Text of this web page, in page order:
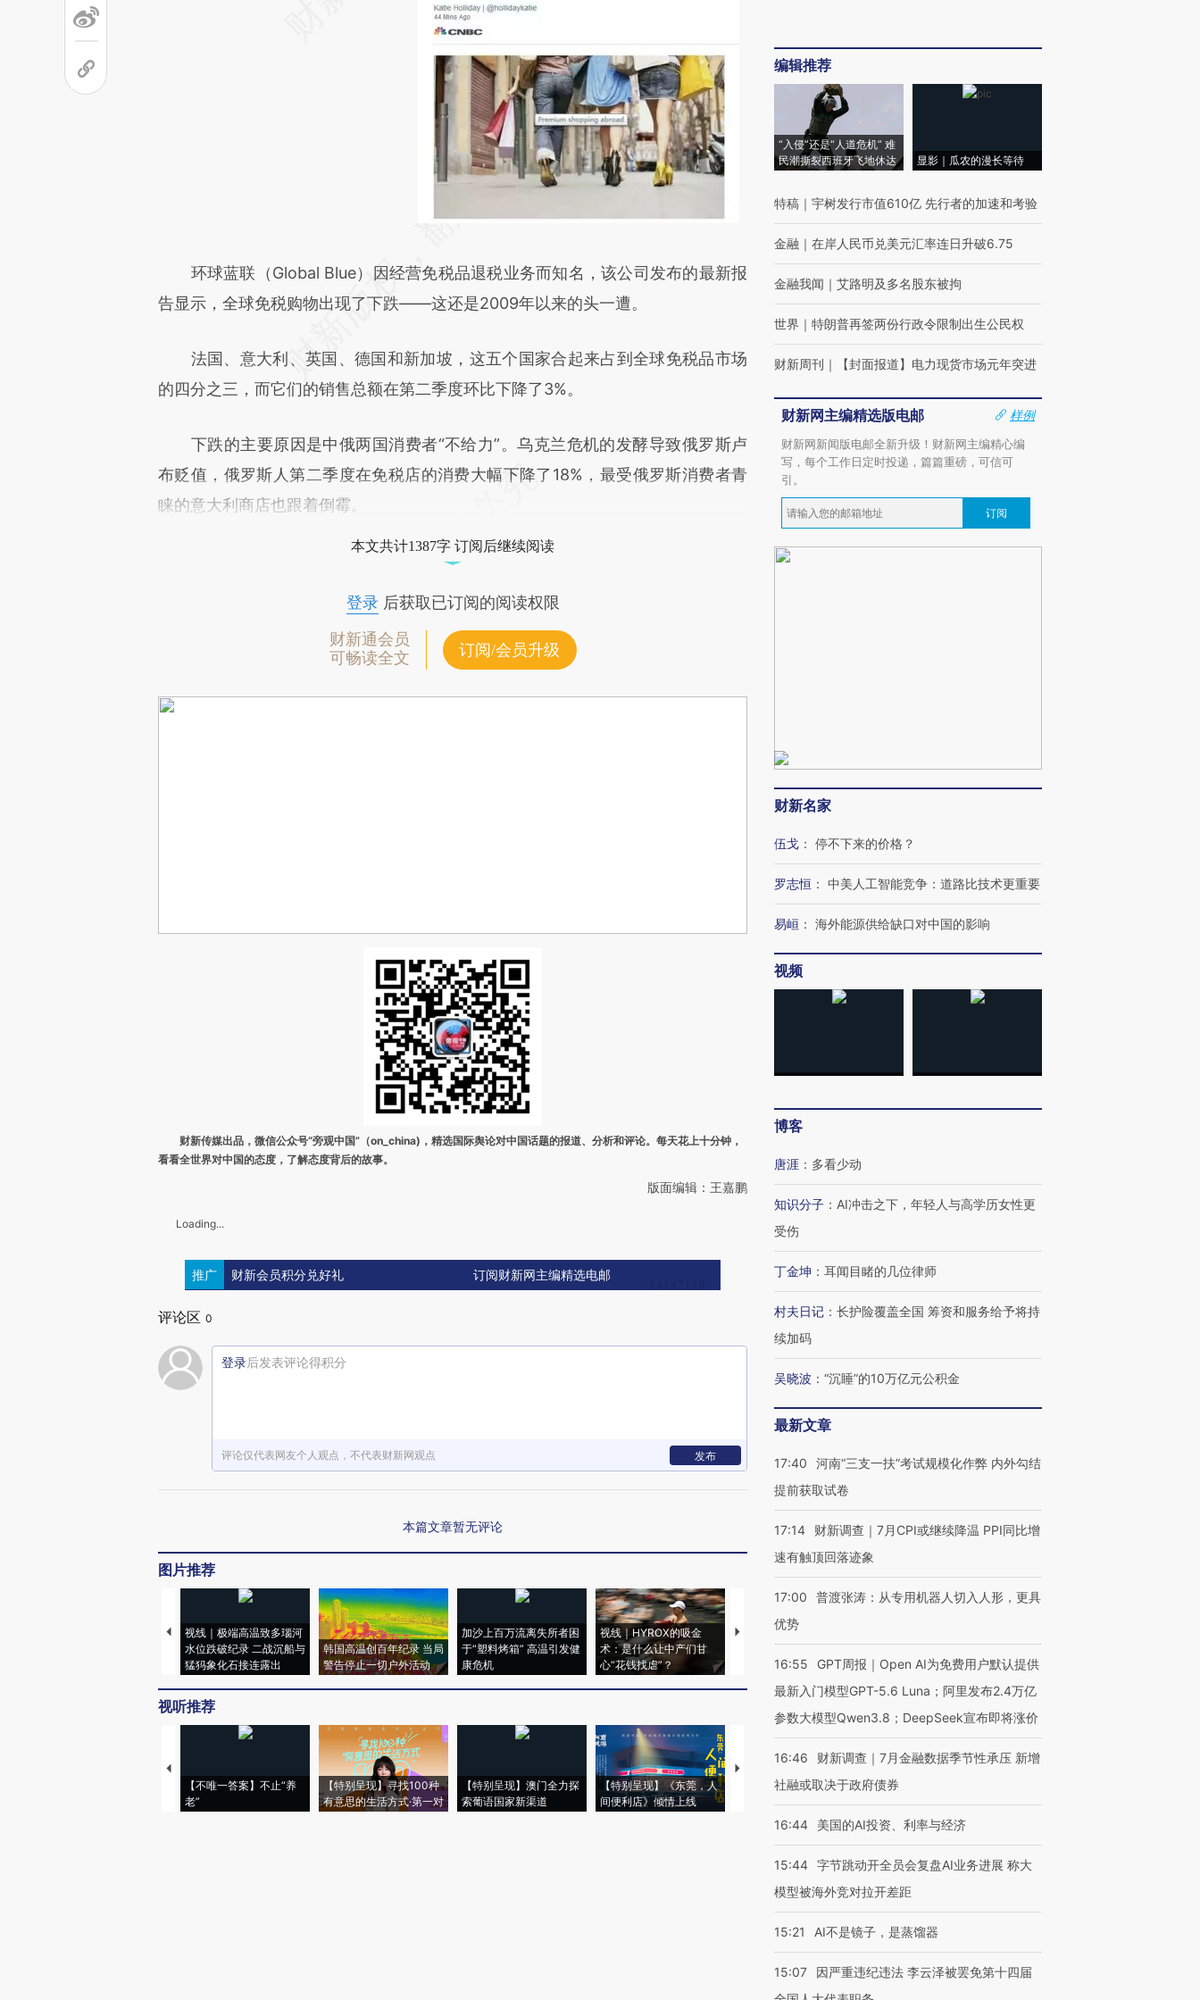
环球蓝联（Global Blue）因经营免税品退税业务而知名，该公司发布的最新报
告显示，全球免税购物出现了下跌——这还是2009年以来的头一遭。
法国、意大利、英国、德国和新加坡，这五个国家合起来占到全球免税品市场
的四分之三，而它们的销售总额在第二季度环比下降了3%。
下跌的主要原因是中俄两国消费者“不给力”。乌克兰危机的发酵导致俄罗斯卢
布贬值，俄罗斯人第二季度在免税店的消费大幅下降了18%，最受俄罗斯消费者青
睐的意大利商店也跟着倒霉。
本文共计1387字 订阅后继续阅读
登录后获取已订阅的阅读权限
财新通会员
可畅读全文
订阅/会员升级
财新传媒出品，微信公众号“旁观中国”（on_china)，精选国际舆论对中国话题的报道、分析和评论。每天花上十分钟，
看看全世界对中国的态度，了解态度背后的故事。
版面编辑：王嘉鹏
Loading...
推广 财新会员积分兑好礼 订阅财新网主编精选电邮
评论区 0
登录后发表评论得积分
评论仅代表网友个人观点，不代表财新网观点 发布
本篇文章暂无评论
图片推荐
视线｜极端高温致多瑙河
水位跌破纪录 二战沉船与
猛犸象化石接连露出
韩国高温创百年纪录 当局
警告停止一切户外活动
加沙上百万流离失所者困
于“塑料烤箱” 高温引发健
康危机
视线｜HYROX的吸金
术：是什么让中产们甘
心“花钱找虐”？
马航飞行员跨国走私7万
粒摇头丸 尿检体内含3种
度Z世代 用街头抗争将教
育部长拱下台
机”？难民潮撕裂西班牙
飞地休达
视听推荐
【不唯一答案】不止“养
老”
【特别呈现】寻找100种
有意思的生活方式·第一对
【特别呈现】澳门全力探
索葡语国家新渠道
【特别呈现】《东莞，人
间便利店》倾情上线
【推广】走进第四届链博
会，让数智科技“链”接产
【特别呈现】寻找100种
有意思的生活方式·第三对
住三大增长引擎是什么？
编辑推荐
“入侵”还是“人道危机” 难
民潮撕裂西班牙飞地休达
显影｜瓜农的漫长等待
特稿 ｜ 宇树发行市值610亿 先行者的加速和考验
金融 ｜ 在岸人民币兑美元汇率连日升破6.75
金融我闻 ｜ 艾路明及多名股东被拘
世界 ｜ 特朗普再签两份行政令限制出生公民权
财新周刊 ｜ 【封面报道】电力现货市场元年突进
财新网主编精选版电邮
样例
财新网新闻版电邮全新升级！财新网主编精心编
写，每个工作日定时投递，篇篇重磅，可信可
引。
订阅
财新名家
伍戈 ： 停不下来的价格？
罗志恒 ： 中美人工智能竞争：道路比技术更重要
易峘 ： 海外能源供给缺口对中国的影响
视频
博客
唐涯 ： 多看少动
知识分子 ： AI冲击之下，年轻人与高学历女性更
受伤
丁金坤 ： 耳闻目睹的几位律师
村夫日记 ： 长护险覆盖全国 筹资和服务给予将持
续加码
吴晓波 ： “沉睡”的10万亿元公积金
最新文章
17:40
河南“三支一扶”考试规模化作弊 内外勾结
提前获取试卷
17:14
财新调查｜7月CPI或继续降温 PPI同比增
速有触顶回落迹象
17:00
普渡张涛：从专用机器人切入人形，更具
优势
16:55
GPT周报｜Open AI为免费用户默认提供
最新入门模型GPT-5.6 Luna；阿里发布2.4万亿
参数大模型Qwen3.8；DeepSeek宣布即将涨价
16:46
财新调查｜7月金融数据季节性承压 新增
社融或取决于政府债券
16:44 美国的AI投资、利率与经济
15:44 字节跳动开全员会复盘AI业务进展 称大
模型被海外竞对拉开差距
15:21 AI不是镜子，是蒸馏器
15:07
因严重违纪违法 李云泽被罢免第十四届